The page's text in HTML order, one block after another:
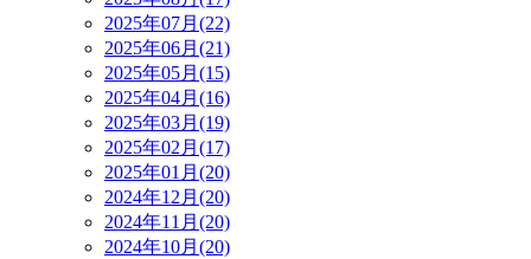
2025年07月(22)
2025年06月(21)
2025年05月(15)
2025年04月(16)
2025年03月(19)
2025年02月(17)
2025年01月(20)
2024年12月(20)
2024年11月(20)
2024年10月(20)